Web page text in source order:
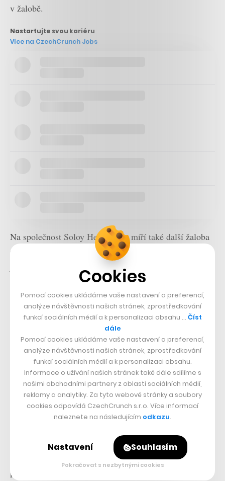
v žalobě.
Nastartujte svou kariéru
Více na CzechCrunch Jobs
Na společnost Soloy Helicopters míří také další žaloba
podaná jménem partnerky horského vůdce Harmse a
jeho dítěte, která tvrdí, že pilot helikoptéry neměl na
podobné lety dostatečné zkušenosti, že firma neměla
patřičný dohled nad svým strojem a že příliš pozdě
upozornila na jeho zmizení. Harms podle žaloby rovněž
zůstal po havárii ještě určitý čas naživu.
Firma Soloy Helicopters v prohlášení uvedla, že
nemůže komentovat probíhající soudní spory.
Horváthovu žalobu se však podle sdělení snaží vyřídit
mimosoudním vyrovnáním, jehož detaily nechtěla
komentovat. Probíhající soudní vyšetřování nechtěl
skonu svého zakladatele první rok. Již loni její stávající
říkal, že bude PPF dál
naplňovat plány Petra Kellnera. Aktuálně se v rámci
Cookies
Pomocí cookies ukládáme vaše nastavení a preferencí,
analýze návštěvnosti našich stránek, zprostředkování
funkcí sociálních médií a k personalizaci obsahu … Číst
dále
Pomocí cookies ukládáme vaše nastavení a preferencí,
analýze návštěvnosti našich stránek, zprostředkování
funkcí sociálních médií a k personalizaci obsahu.
Informace o užívání našich stránek také dále sdílíme s
našimi obchodními partnery z oblasti sociálních médií,
reklamy a analytiky. Za tyto webové stránky a soubory
cookies odpovídá CzechCrunch s.r.o. Více informací
naleznete na následujícím odkazu.
Nastavení Souhlasím
Pokračovat s nezbytnými cookies